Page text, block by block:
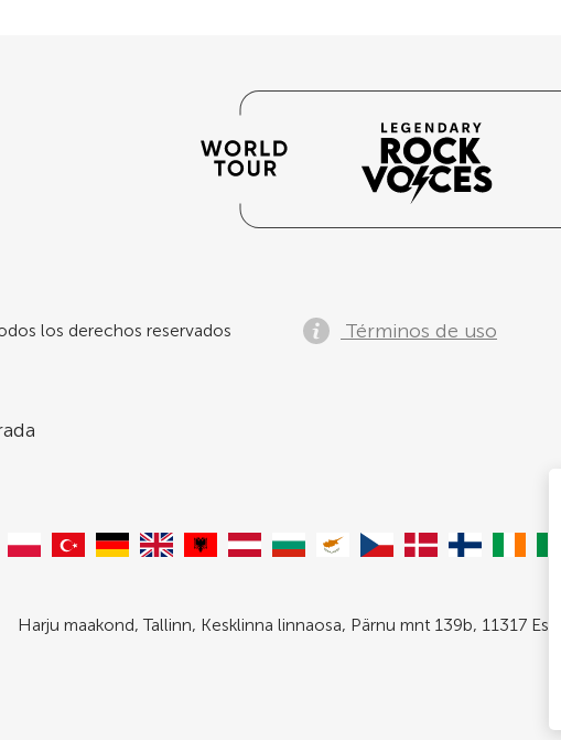
los derechos reservados Términos de uso
Harju maakond, Tallinn, Kesklinna linnaosa, Pärnu mnt 139b, 11317